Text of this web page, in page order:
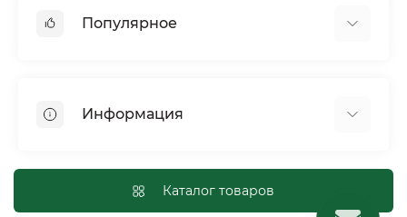
Популярное
Птицы
Рептилии
Сельскохозяйственные животные и птицы
Информация
Оплата и доставка
Каталог товаров